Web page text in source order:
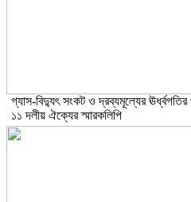
গ্যাস-বিদ্যুৎ সংকট ও দ্রব্যমূল্যের ঊর্ধ্বগতির
১১ দলীয় ঐক্যের স্মারকলিপি